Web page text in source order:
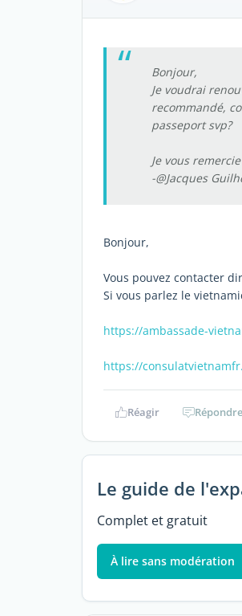
Bonjour,
Je voudrai
recommandé,
passeport svp?
Je vous
-@Jacques
Bonjour,
Vous pouvez contacter
Si vous parlez le
https://ambassade-
https://
Réagir Répondre
Le guide de
Complet et gratuit
À lire sans modération